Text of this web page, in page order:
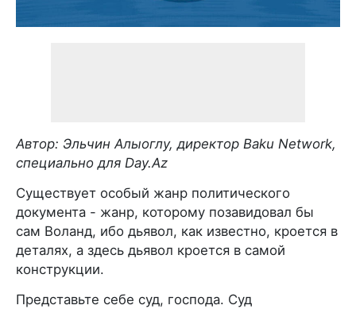
Автор: Эльчин Алыоглу, директор Baku Network,
специально для Day.Az
Существует особый жанр политического
документа - жанр, которому позавидовал бы
сам Воланд, ибо дьявол, как известно, кроется в
деталях, а здесь дьявол кроется в самой
конструкции.
Представьте себе суд, господа. Суд